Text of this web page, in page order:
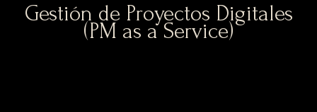
Gestión de Proyectos Digitales
(PM as a Service)